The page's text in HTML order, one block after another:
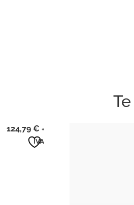
124,79 € +
IVA